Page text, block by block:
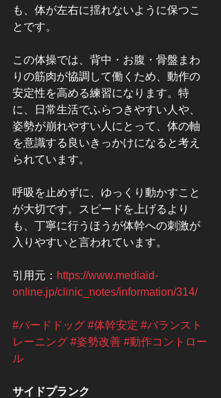
も、体が左右に揺れないように保つこ
とです。
この体操では、背中・お腹・骨盤まわ
りの筋肉が協調して働くため、動作の
安定性を高める練習になります。特
に、日常生活でふらつきやすい人や、
姿勢が崩れやすい人にとって、体の軸
を意識する良いきっかけになると考え
られています。
呼吸を止めずに、ゆっくり動かすこと
が大切です。スピードを上げるより
も、丁寧に行うほうが体幹への刺激が
入りやすいと言われています。
引用元： https://www.mediaid-
online.jp/clinic_notes/information/314/
#バードドッグ #体幹安定 #バランスト
レーニング #姿勢改善 #動作コントロー
ル
サイドプランク